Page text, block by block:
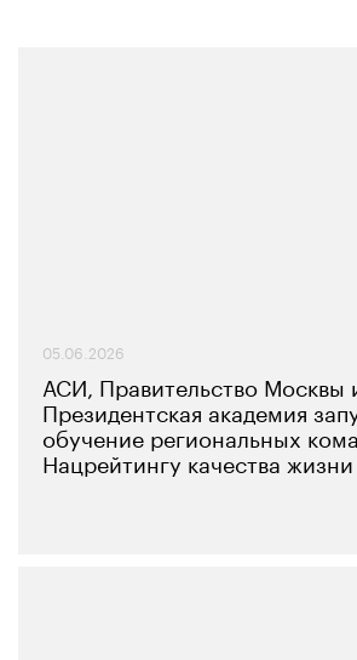
05.06.2026
АСИ, Правительство Москвы
Президентская академия
обучение региональных
Нацрейтингу качества жизни